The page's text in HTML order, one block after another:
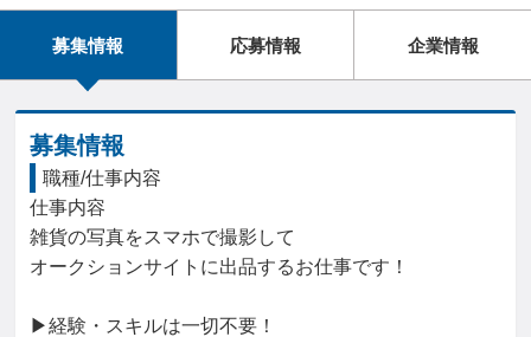
募集情報 応募情報 企業情報
募集情報
職種/仕事内容
仕事内容
雑貨の写真をスマホで撮影して
オークションサイトに出品するお仕事です！
▶経験・スキルは一切不要！